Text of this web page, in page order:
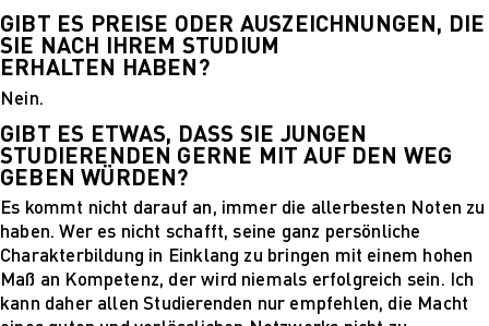
GIBT ES PREISE ODER AUSZEICHNUNGEN, DIE
SIE NACH IHREM STUDIUM
ERHALTEN HABEN?
Nein.
GIBT ES ETWAS, DASS SIE JUNGEN
STUDIERENDEN GERNE MIT AUF DEN WEG
GEBEN WÜRDEN?
Es kommt nicht darauf an, immer die allerbesten Noten zu
haben. Wer es nicht schafft, seine ganz persönliche
Charakterbildung in Einklang zu bringen mit einem hohen
Maß an Kompetenz, der wird niemals erfolgreich sein. Ich
kann daher allen Studierenden nur empfehlen, die Macht